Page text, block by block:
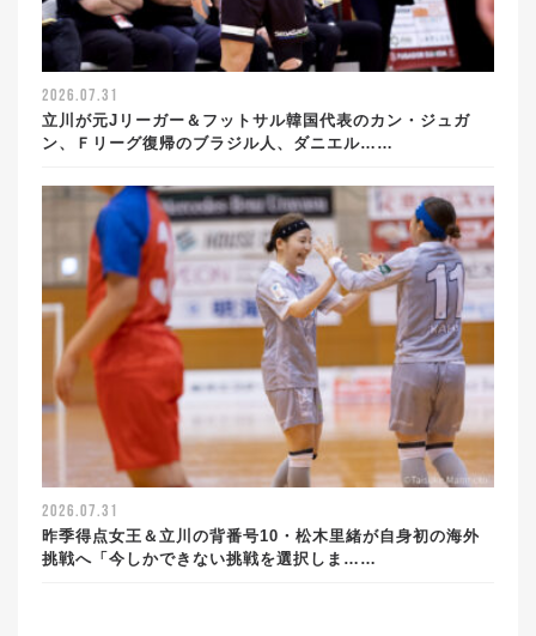
2026.07.31
立川が元Jリーガー＆フットサル韓国代表のカン・ジュガ
ン、Ｆリーグ復帰のブラジル人、ダニエル……
2026.07.31
昨季得点女王＆立川の背番号10・松木里緒が自身初の海外
挑戦へ「今しかできない挑戦を選択しま……